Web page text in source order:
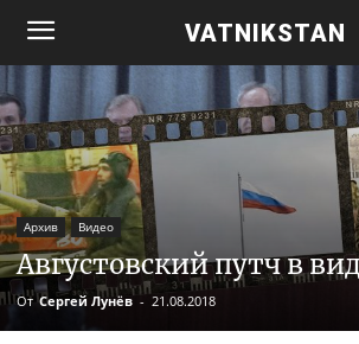
VATNIKSTAN
Архив Видео
Августовский путч в
От Сергей Лунёв - 21.08.2018